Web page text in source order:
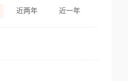
近两年 近一年